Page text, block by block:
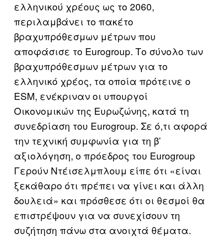
ελληνικού χρέους ως το 2060,
περιλαμβάνει το πακέτο
βραχυπρόθεσμων μέτρων που
αποφάσισε το Eurogroup. Το σύνολο των
βραχυπρόθεσμων μέτρων για το
ελληνικό χρέος, τα οποία πρότεινε ο
ESM, ενέκριναν οι υπουργοί
Οικονομικών της Ευρωζώνης, κατά τη
συνεδρίαση του Eurogroup. Σε ό,τι αφορά
την τεχνική συμφωνία για τη β’
αξιολόγηση, ο πρόεδρος του Eurogroup
Γερούν Ντέισελμπλουμ είπε ότι «είναι
ξεκάθαρο ότι πρέπει να γίνει και άλλη
δουλειά» και πρόσθεσε ότι οι θεσμοί θα
επιστρέψουν για να συνεχίσουν τη
συζήτηση πάνω στα ανοιχτά θέματα.